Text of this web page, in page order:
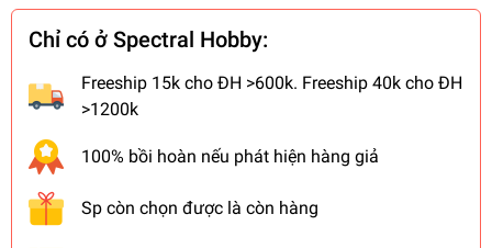
Chỉ có ở Spectral Hobby:
Freeship 15k cho ĐH >600k. Freeship 40k cho ĐH
>1200k
100% bồi hoàn nếu phát hiện hàng giả
Sp còn chọn được là còn hàng